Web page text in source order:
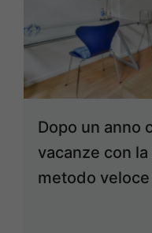
Dopo un anno
vacanze con
metodo